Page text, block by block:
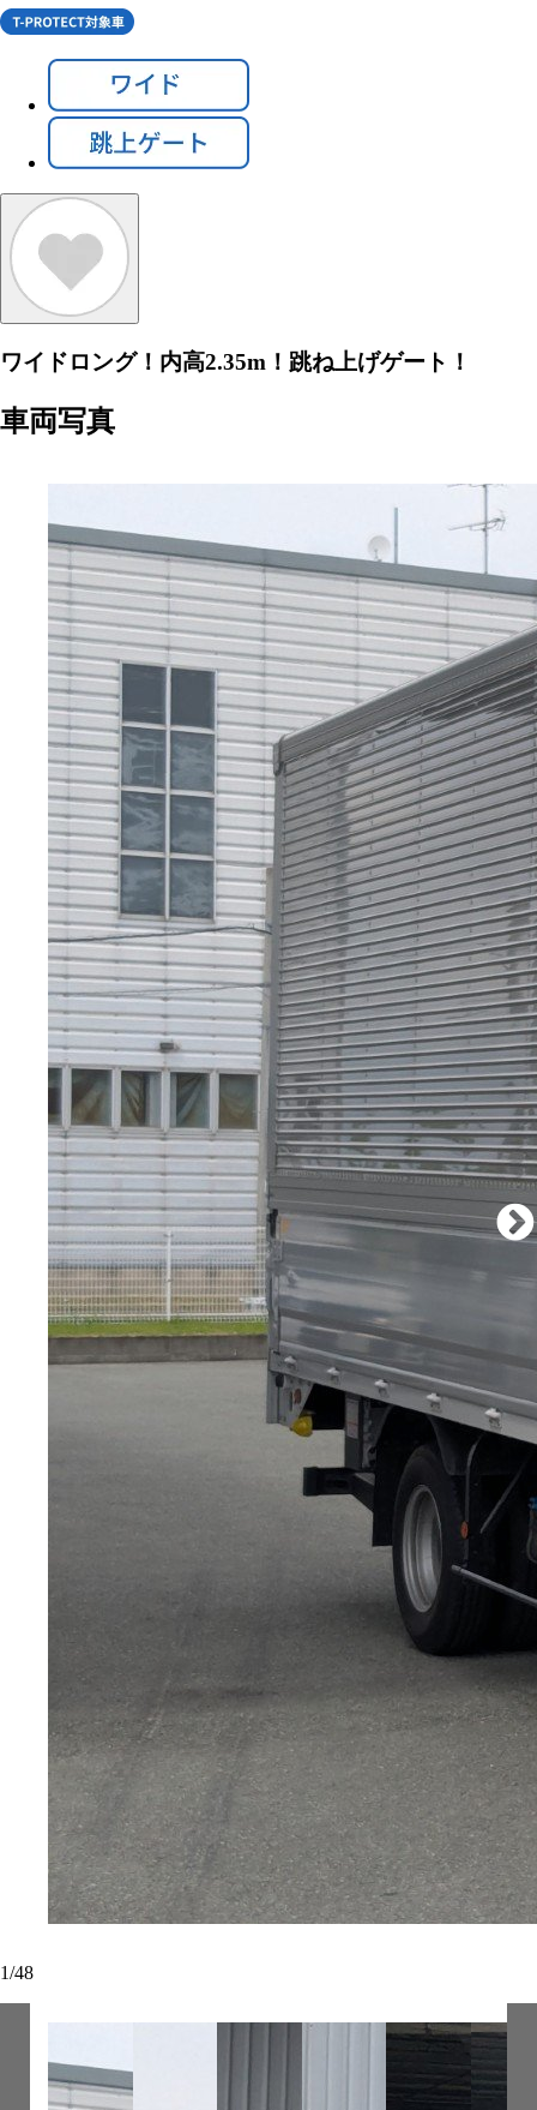
ワイドロング！内高2.35m！跳ね上げゲート！
車両写真
1/48